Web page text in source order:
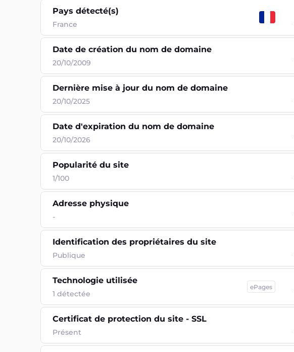
Pays détecté(s)
France
Date de création du nom de domaine
20/10/2009
Dernière mise à jour du nom de domaine
20/10/2025
Date d'expiration du nom de domaine
20/10/2026
Popularité du site
1/100
Adresse physique
-
Identification des propriétaires du site
Publique
Technologie utilisée
1 détectée
ePages
Certificat de protection du site - SSL
Présent